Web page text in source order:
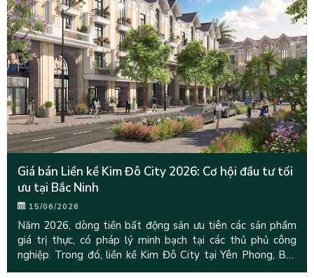
Giá bán Liền kề Kim Đô City 2026: Cơ hội đầu tư tối
ưu tại Bắc Ninh
15/06/2026
Năm 2026, dòng tiền bất động sản ưu tiên các sản phẩm
giá trị thực, có pháp lý minh bạch tại các thủ phủ công
nghiệp. Trong đó, liền kề Kim Đô City tại Yên Phong, Bắc
Ninh do Hưng